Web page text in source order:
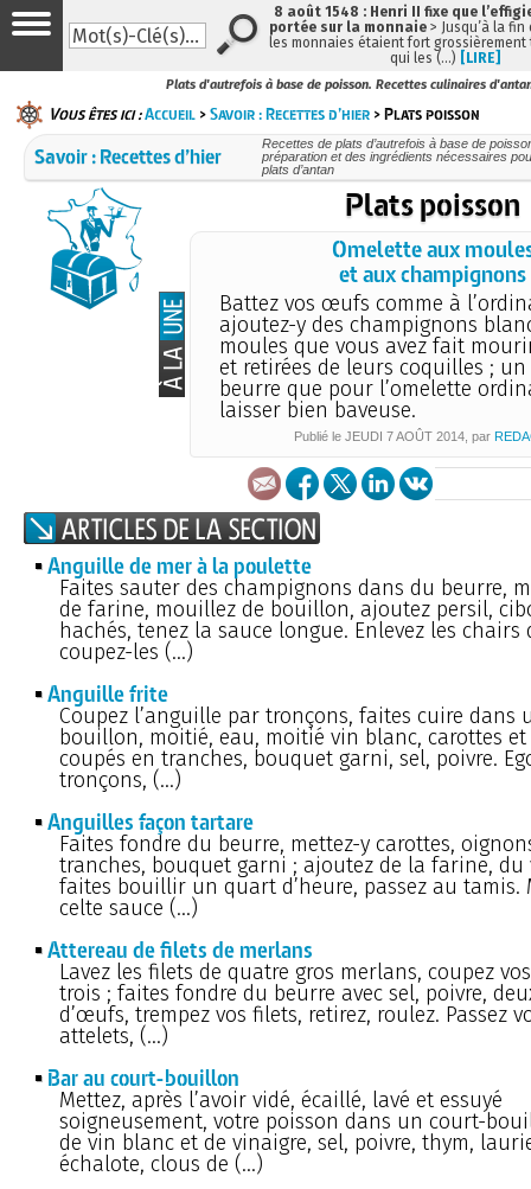
Plats d'autrefois à base de poisson. Recettes culinaires
Vous êtes ici :Accueil >Savoir : Recettes d’hier > Plats poisson
Savoir : Recettes d’hier
Recettes de plats d’autrefois à base de
préparation et des ingrédients nécessaires
plats d’antan
Plats poisson
Omelette aux
et aux champignons
Battez vos œufs comme à
ajoutez-y des champignons
moules que vous avez fait
et retirées de leurs coquilles ;
beurre que pour l’omelette
laisser bien baveuse.
Publié le JEUDI 7 AOÛT 2014 , par
Anguille de mer à la poulette
Faites sauter des champignons dans du beurre,
de farine, mouillez de bouillon, ajoutez persil,
hachés, tenez la sauce longue. Enlevez les chairs
coupez-les (…)
Anguille frite
Coupez l’anguille par tronçons, faites cuire dans
bouillon, moitié, eau, moitié vin blanc, carottes
coupés en tranches, bouquet garni, sel, poivre.
tronçons, (…)
Anguilles façon tartare
Faites fondre du beurre, mettez-y carottes,
tranches, bouquet garni ; ajoutez de la farine, du
faites bouillir un quart d’heure, passez au tamis.
celte sauce (…)
Attereau de filets de merlans
Lavez les filets de quatre gros merlans, coupez
trois ; faites fondre du beurre avec sel, poivre,
d’œufs, trempez vos filets, retirez, roulez. Passez
attelets, (…)
Bar au court-bouillon
Mettez, après l’avoir vidé, écaillé, lavé et essuyé
soigneusement, votre poisson dans un court-
de vin blanc et de vinaigre, sel, poivre, thym,
échalote, clous de (…)
8 août 1548 : Henri II fixe que
portée sur la monnaie> Jusqu’à la fin
les monnaies étaient fort grossièrement
qui les (…) [LIRE]